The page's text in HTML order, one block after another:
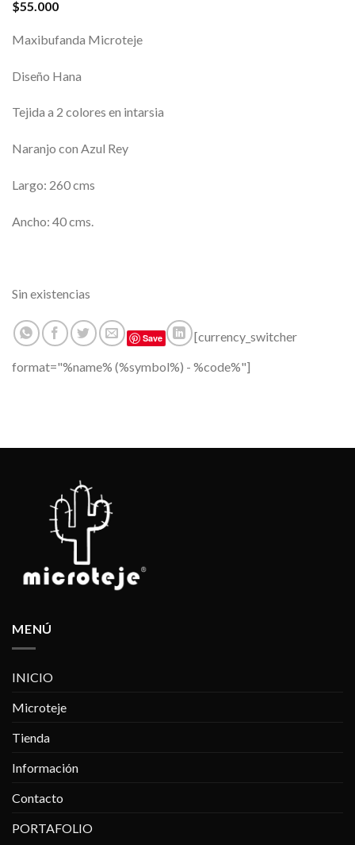
$55.000
Maxibufanda Microteje
Diseño Hana
Tejida a 2 colores en intarsia
Naranjo con Azul Rey
Largo: 260 cms
Ancho: 40 cms.
Sin existencias
Save [currency_switcher
format="%name% (%symbol%) - %code%"]
MENÚ
INICIO
Microteje
Tienda
Información
Contacto
PORTAFOLIO